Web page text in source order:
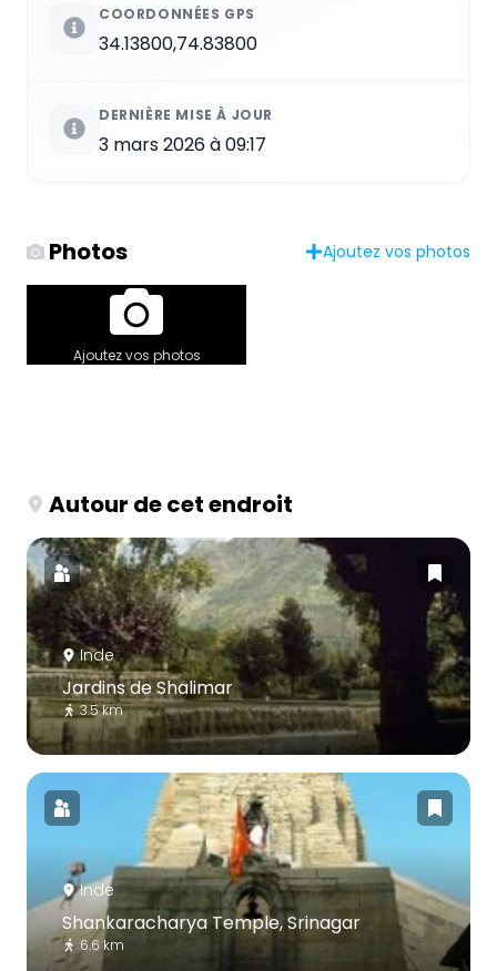
COORDONNÉES GPS
34.13800,74.83800
DERNIÈRE MISE À JOUR
3 mars 2026 à 09:17
Photos Ajoutez vos photos
Ajoutez vos photos
Autour de cet endroit
Inde
Jardins de Shalimar
3.5 km
Inde
Shankaracharya Temple, Srinagar
6.6 km